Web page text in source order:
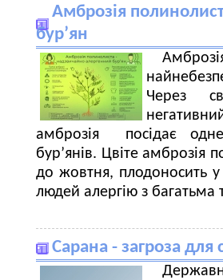
Амброзія
бур’ян
Через
амброзія посідає
бур’янів. Цвіте амброзія
до жовтня, плодоносить
людей алергію з
Сарана - загроза для